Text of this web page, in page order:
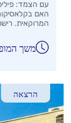
עם הצמד:
האם
המרוקאית.
משך המופע:
הרצאה